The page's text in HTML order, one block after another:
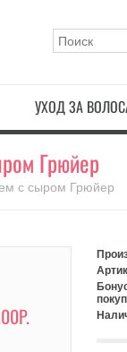
УХОД ЗА
Грюйер
с сыром Грюйер